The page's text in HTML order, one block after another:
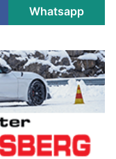
Whatsapp